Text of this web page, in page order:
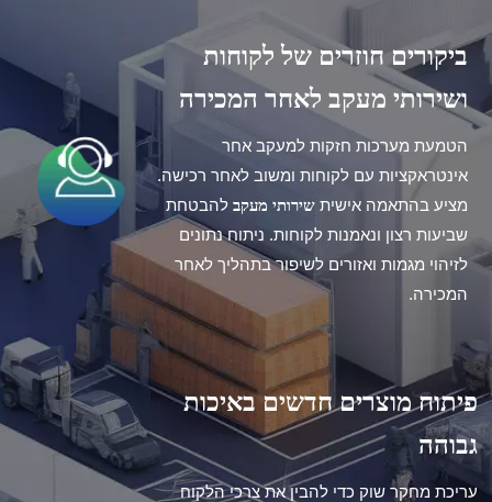
ביקורים חוזרים של לקוחות
ושירותי מעקב לאחר המכירה
הטמעת מערכות חזקות למעקב אחר
אינטראקציות עם לקוחות ומשוב לאחר רכישה.
מציע בהתאמה אישית שירותי מעקבלהבטחת
שביעות רצון ונאמנות לקוחות. ניתוח נתונים
לזיהוי מגמות ואזורים לשיפור בתהליך לאחר
המכירה.
פיתוח מוצרים חדשים באיכות
גבוהה
עריכת מחקר שוק כדי להבין את צרכי הלקוח